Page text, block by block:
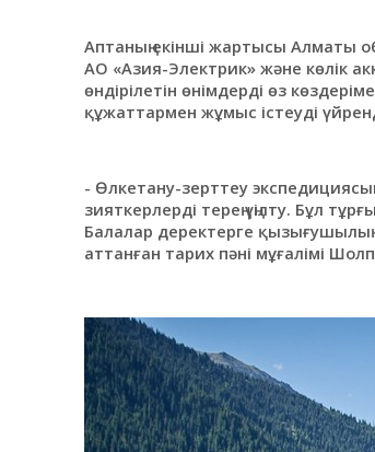
Аптаның екінші жартысы Алматы
АО «Азия-Электрик» және көлік
өндірілетін өнімдерді өз
құжаттармен жұмыс істеуді
- Өлкетану-зерттеу
зияткерлерді терең үңілту. Бұл
Балалар деректерге
аттанған тарих пәні мұғалімі